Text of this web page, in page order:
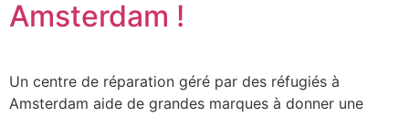
Amsterdam !
Un centre de réparation géré par des réfugiés à
Amsterdam aide de grandes marques à donner une